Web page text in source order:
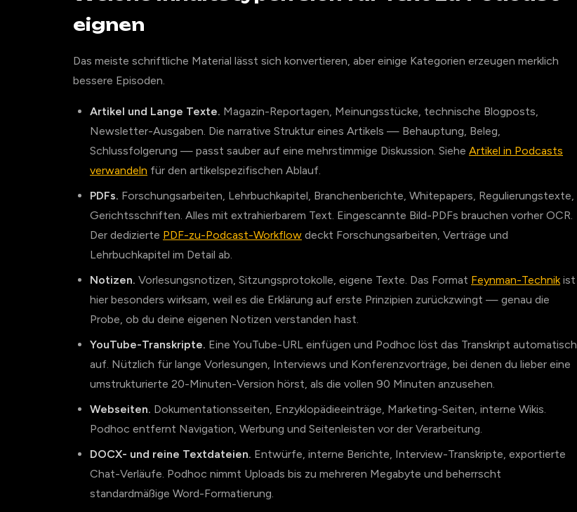
eignen
Das meiste schriftliche Material lässt sich konvertieren, aber einige Kategorien erzeugen merklich
bessere Episoden.
Artikel und Lange Texte. Magazin-Reportagen, Meinungsstücke, technische Blogposts,
Newsletter-Ausgaben. Die narrative Struktur eines Artikels — Behauptung, Beleg,
Schlussfolgerung — passt sauber auf eine mehrstimmige Diskussion. Siehe Artikel in Podcasts
verwandeln für den artikelspezifischen Ablauf.
PDFs. Forschungsarbeiten, Lehrbuchkapitel, Branchenberichte, Whitepapers, Regulierungstexte,
Gerichtsschriften. Alles mit extrahierbarem Text. Eingescannte Bild-PDFs brauchen vorher OCR.
Der dedizierte PDF-zu-Podcast-Workflow deckt Forschungsarbeiten, Verträge und
Lehrbuchkapitel im Detail ab.
Notizen. Vorlesungsnotizen, Sitzungsprotokolle, eigene Texte. Das Format Feynman-Technikist
hier besonders wirksam, weil es die Erklärung auf erste Prinzipien zurückzwingt — genau die
Probe, ob du deine eigenen Notizen verstanden hast.
YouTube-Transkripte. Eine YouTube-URL einfügen und Podhoc löst das Transkript automatisch
auf. Nützlich für lange Vorlesungen, Interviews und Konferenzvorträge, bei denen du lieber eine
umstrukturierte 20-Minuten-Version hörst, als die vollen 90 Minuten anzusehen.
Webseiten. Dokumentationsseiten, Enzyklopädieeinträge, Marketing-Seiten, interne Wikis.
Podhoc entfernt Navigation, Werbung und Seitenleisten vor der Verarbeitung.
DOCX- und reine Textdateien. Entwürfe, interne Berichte, Interview-Transkripte, exportierte
Chat-Verläufe. Podhoc nimmt Uploads bis zu mehreren Megabyte und beherrscht
standardmäßige Word-Formatierung.